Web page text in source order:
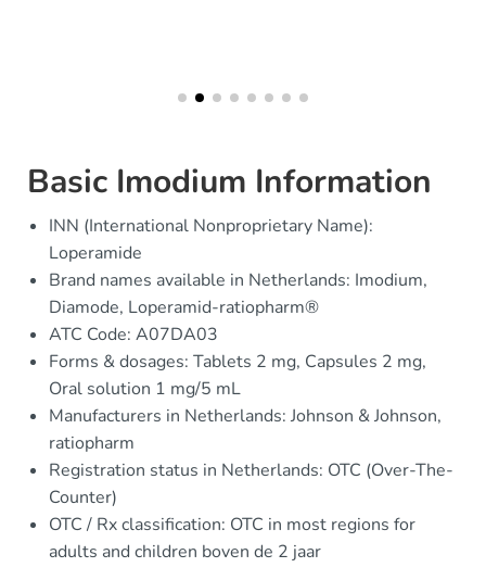
Basic Imodium Information
INN (International Nonproprietary Name):
Loperamide
Brand names available in Netherlands: Imodium,
Diamode, Loperamid-ratiopharm®
ATC Code: A07DA03
Forms & dosages: Tablets 2 mg, Capsules 2 mg,
Oral solution 1 mg/5 mL
Manufacturers in Netherlands: Johnson & Johnson,
ratiopharm
Registration status in Netherlands: OTC (Over-The-
Counter)
OTC / Rx classification: OTC in most regions for
adults and children boven de 2 jaar